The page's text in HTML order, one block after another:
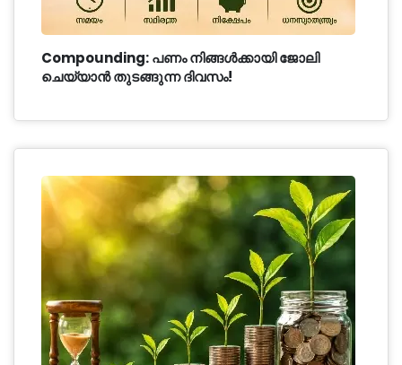
Compounding: പണം നിങ്ങൾക്കായി ജോലി
ചെയ്യാൻ തുടങ്ങുന്ന ദിവസം!